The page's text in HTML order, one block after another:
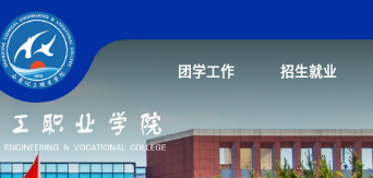
团学工作 招生就业